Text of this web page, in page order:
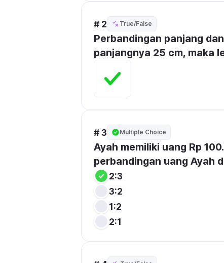
# 2 True/False
Perbandingan panjang
panjangnya 25 cm, maka
# 3 Multiple Choice
Ayah memiliki uang Rp
perbandingan uang Ayah
2:3
3:2
1:2
2:1